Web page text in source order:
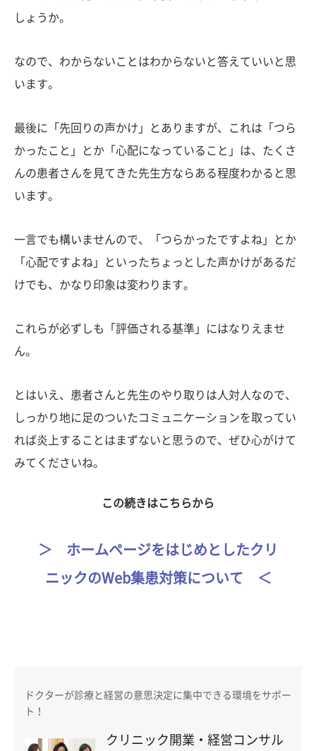
しょうか。
なので、わからないことはわからないと答えていいと思
います。
最後に「先回りの声かけ」とありますが、これは「つら
かったこと」とか「心配になっていること」は、たくさ
んの患者さんを見てきた先生方ならある程度わかると思
います。
一言でも構いませんので、「つらかったですよね」とか
「心配ですよね」といったちょっとした声かけがあるだ
けでも、かなり印象は変わります。
これらが必ずしも「評価される基準」にはなりえませ
ん。
とはいえ、患者さんと先生のやり取りは人対人なので、
しっかり地に足のついたコミュニケーションを取ってい
れば炎上することはまずないと思うので、ぜひ心がけて
みてくださいね。
この続きはこちらから
＞ ホームページをはじめとしたクリ
ニックのWeb集患対策について ＜
ドクターが診療と経営の意思決定に集中できる環境をサポー
ト！
クリニック開業・経営コンサル